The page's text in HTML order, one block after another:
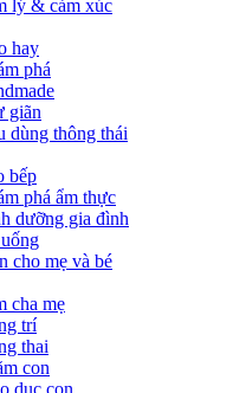
lý & cảm xúc
hay
phá
giãn
dùng thông thái
bếp
phá ẩm thực
dưỡng gia đình
cho mẹ và bé
cha mẹ
trí
thai
con
dục con